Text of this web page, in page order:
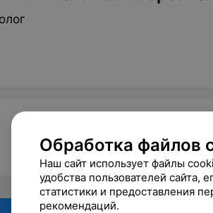
Обработка файлов
Наш сайт использует файлы
удобства пользователей сайта,
статистики и предоставления
рекомендаций.